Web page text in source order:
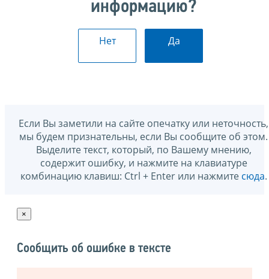
информацию?
Нет Да
Если Вы заметили на сайте опечатку или неточность,
мы будем признательны, если Вы сообщите об этом.
Выделите текст, который, по Вашему мнению,
содержит ошибку, и нажмите на клавиатуре
комбинацию клавиш: Ctrl + Enter или нажмите сюда.
×
Сообщить об ошибке в тексте